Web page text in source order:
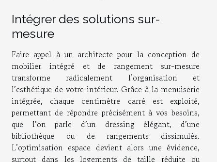
Intégrer des solutions sur-
mesure
Faire appel à un architecte pour la conception de
mobilier intégré et de rangement sur-mesure
transforme radicalement l’organisation et
l’esthétique de votre intérieur. Grâce à la menuiserie
intégrée, chaque centimètre carré est exploité,
permettant de répondre précisément à vos besoins,
que l’on parle d’un dressing élégant, d’une
bibliothèque ou de rangements dissimulés.
L’optimisation espace devient alors une évidence,
surtout dans les logements de taille réduite ou